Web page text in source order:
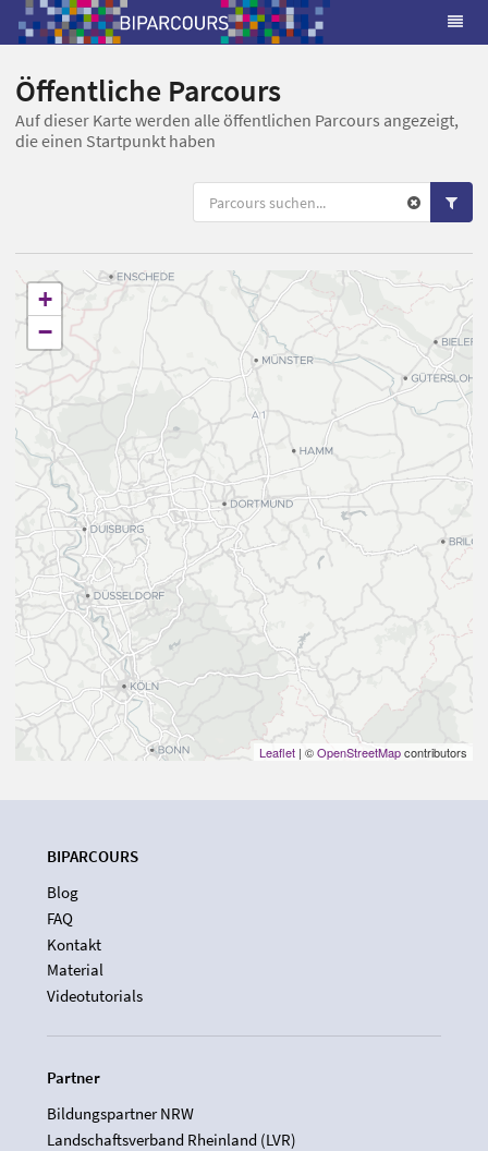
Öffentliche Parcours
Auf dieser Karte werden alle öffentlichen Parcours angezeigt,
die einen Startpunkt haben
+
−
Leaflet | ©OpenStreetMapcontributors
BIPARCOURS
Blog
FAQ
Kontakt
Material
Videotutorials
Partner
Bildungspartner NRW
Landschaftsverband Rheinland (LVR)